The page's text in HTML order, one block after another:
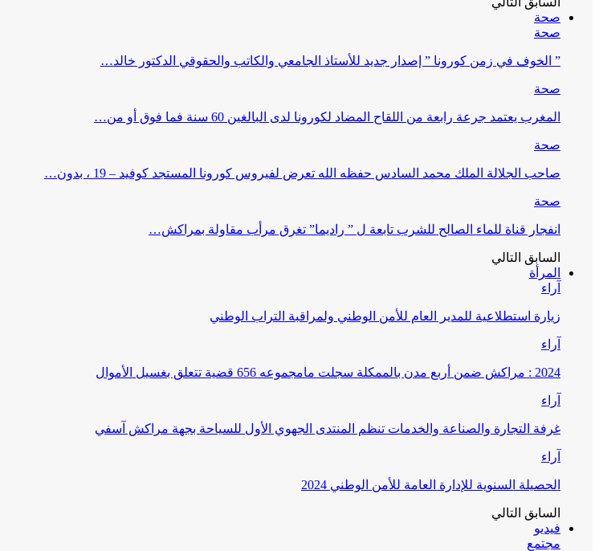
صحة
صحة
” الخوف في زمن كورونا ” إصدار جديد للأستاذ الجامعي والكاتب والحقوقي الدكتور خالد…
صحة
المغرب يعتمد جرعة رابعة من اللقاح المضاد لكورونا لدى البالغين 60 سنة فما فوق أو من…
صحة
صاحب الجلالة الملك محمد السادس حفظه الله تعرض لفيروس كورونا المستجد كوفيد – 19 ، بدون…
صحة
انفجار قناة للماء الصالح للشرب تابعة ل ” راديما” تغرق مرأب مقاولة بمراكش…
السابق التالي
المرأة
آراء
زيارة استطلاعية للمدير العام للأمن الوطني ولمراقبة التراب الوطني
آراء
2024 : مراكش ضمن أربع مدن بالممكلة سجلت مامجموعه 656 قضية تتعلق بغسيل الأموال
آراء
غرفة التجارة والصناعة والخدمات تنظم المنتدى الجهوي الأول للسياحة بجهة مراكش آسفي
آراء
الحصيلة السنوية للإدارة العامة للأمن الوطني 2024
السابق التالي
فيديو
مجتمع